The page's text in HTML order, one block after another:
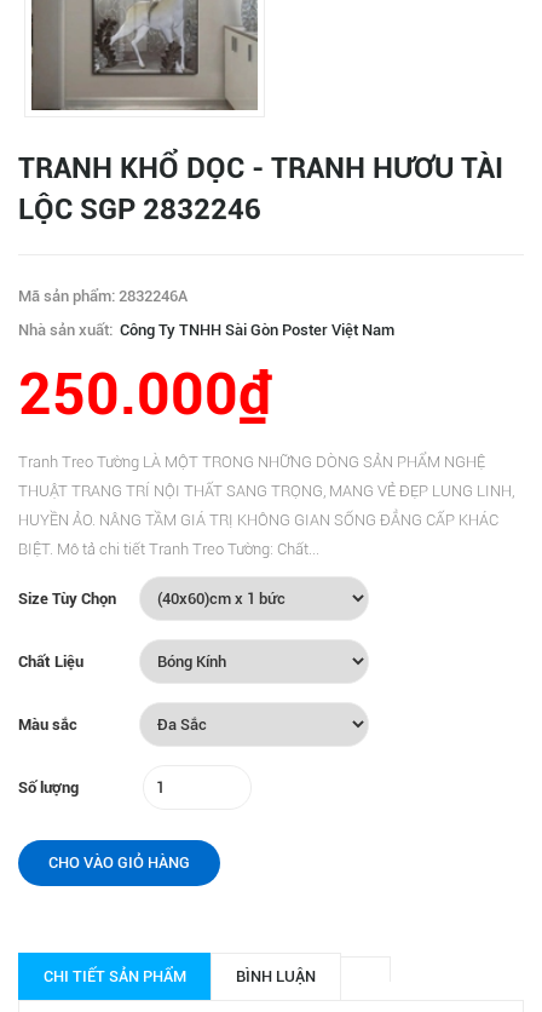
TRANH KHỔ DỌC - TRANH HƯƠU TÀI
LỘC SGP 2832246
Mã sản phẩm: 2832246A
Nhà sản xuất: Công Ty TNHH Sài Gòn Poster Việt Nam
250.000₫
Tranh Treo Tường LÀ MỘT TRONG NHỮNG DÒNG SẢN PHẨM NGHỆ
THUẬT TRANG TRÍ NỘI THẤT SANG TRỌNG, MANG VẺ ĐẸP LUNG LINH,
HUYỀN ẢO. NÂNG TẦM GIÁ TRỊ KHÔNG GIAN SỐNG ĐẲNG CẤP KHÁC
BIỆT. Mô tả chi tiết Tranh Treo Tường: Chất...
Size Tùy Chọn
Chất Liệu
Màu sắc
Số lượng
CHO VÀO GIỎ HÀNG
CHI TIẾT SẢN PHẨM BÌNH LUẬN